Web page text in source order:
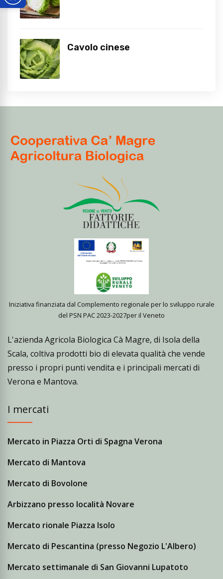
Cavolo cinese
Iniziativa finanziata dal Complemento regionale per lo sviluppo rurale
del PSN PAC 2023-2027per il Veneto
L'azienda Agricola Biologica Cà Magre, di Isola della
Scala, coltiva prodotti bio di elevata qualità che vende
presso i propri punti vendita e i principali mercati di
Verona e Mantova.
I mercati
Mercato in Piazza Orti di Spagna Verona
Mercato di Mantova
Mercato di Bovolone
Arbizzano presso località Novare
Mercato rionale Piazza Isolo
Mercato di Pescantina (presso Negozio L'Albero)
Mercato settimanale di San Giovanni Lupatoto